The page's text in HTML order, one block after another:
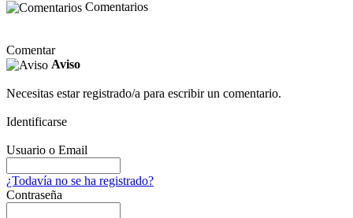
Comentarios
Comentar
Aviso
Necesitas estar registrado/a para escribir un comentario.
Identificarse
Usuario o Email
¿Todavía no se ha registrado?
Contraseña